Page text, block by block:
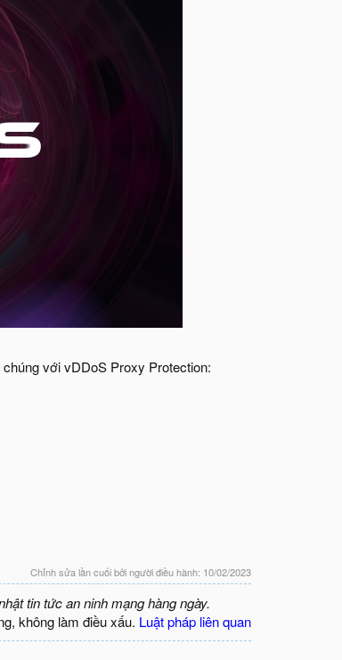
với vDDoS Proxy Protection:
Chỉnh sửa lần cuối bởi người điều hành: 10/02/2023
tin tức an ninh mạng hàng ngày.
không làm điều xấu. Luật pháp liên quan